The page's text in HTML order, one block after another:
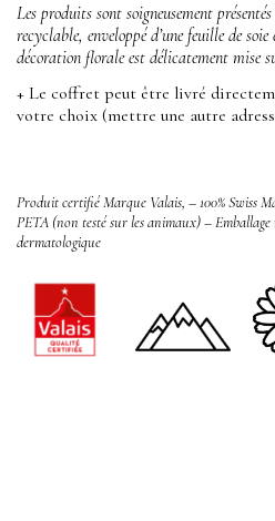
Les produits sont soigneusement
recyclable, enveloppé d’une feuille de
décoration florale est délicatement mise
+ Le coffret peut être livré
votre choix (mettre une autre
Produit certifié Marque Valais, –100% Swiss
PETA (non testé sur les animaux) –
dermatologique